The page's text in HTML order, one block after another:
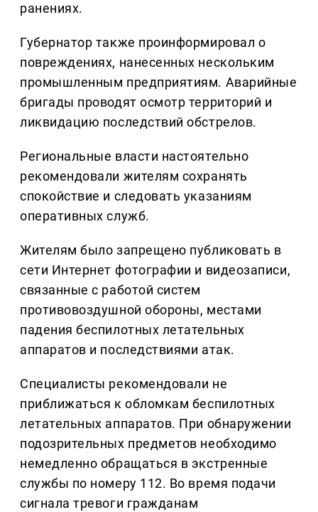
ранениях.
Губернатор также проинформировал о
повреждениях, нанесенных нескольким
промышленным предприятиям. Аварийные
бригады проводят осмотр территорий и
ликвидацию последствий обстрелов.
Региональные власти настоятельно
рекомендовали жителям сохранять
спокойствие и следовать указаниям
оперативных служб.
Жителям было запрещено публиковать в
сети Интернет фотографии и видеозаписи,
связанные с работой систем
противовоздушной обороны, местами
падения беспилотных летательных
аппаратов и последствиями атак.
Специалисты рекомендовали не
приближаться к обломкам беспилотных
летательных аппаратов. При обнаружении
подозрительных предметов необходимо
немедленно обращаться в экстренные
службы по номеру 112. Во время подачи
сигнала тревоги гражданам